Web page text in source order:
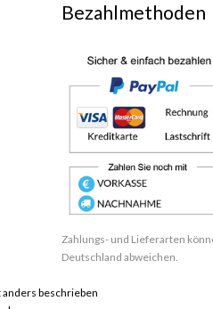
Bezahlmethoden
Zahlungs- und Lieferarten
Deutschland abweichen.
beschrieben